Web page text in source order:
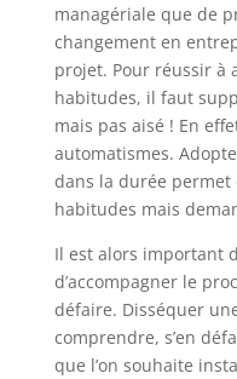
managériale que de
changement en
projet. Pour réussir à
habitudes, il faut
mais pas aisé ! En
automatismes.
dans la durée permet
habitudes mais
Il est alors important
d’accompagner le
défaire. Disséquer
comprendre, s’en
que l’on souhaite